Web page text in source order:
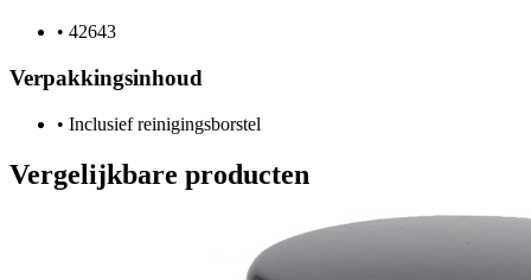
• 42643
Verpakkingsinhoud
• Inclusief reinigingsborstel
Vergelijkbare producten